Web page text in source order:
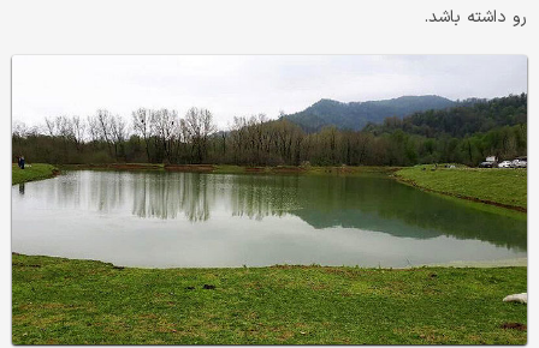
رو داشته باشد.